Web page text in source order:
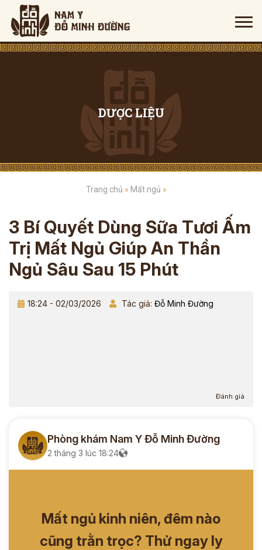
DƯỢC LIỆU
Trang chủ » Mất ngủ »
3 Bí Quyết Dùng Sữa Tươi Ấm
Trị Mất Ngủ Giúp An Thần
Ngủ Sâu Sau 15 Phút
18:24 - 02/03/2026 Tác giả: Đỗ Minh Đường
Đánh giá
Phòng khám Nam Y Đỗ Minh Đường
2 tháng 3 lúc 18:24
Mất ngủ kinh niên, đêm nào
cũng trằn trọc? Thử ngay ly